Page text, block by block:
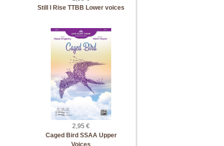
Still I Rise TTBB Lower voices
2,95 €
Caged Bird SSAA Upper
Voices